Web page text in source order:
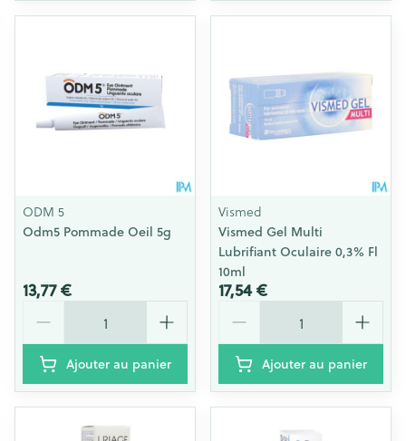
ODM 5
Odm5 Pommade Oeil 5g
13,77 €
Ajouter au panier
Vismed
Vismed Gel Multi
Lubrifiant Oculaire 0,3% Fl
10ml
17,54 €
Ajouter au panier